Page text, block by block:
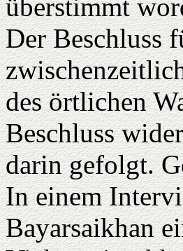
überstimmt
Der Beschluss
des örtlichen
Beschluss
darin gefolgt.
In einem
Bayarsaikhan